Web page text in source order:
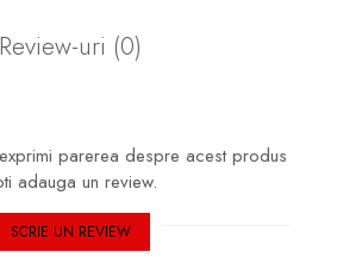
Review-uri (0)
parerea despre acest produs
adauga un review.
SCRIE UN REVIEW